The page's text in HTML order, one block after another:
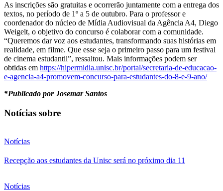
As inscrições são gratuitas e ocorrerão juntamente com a entrega dos
textos, no período de 1º a 5 de outubro. Para o professor e
coordenador do núcleo de Mídia Audiovisual da Agência A4, Diego
Weigelt, o objetivo do concurso é colaborar com a comunidade.
“Queremos dar voz aos estudantes, transformando suas histórias em
realidade, em filme. Que esse seja o primeiro passo para um festival
de cinema estudantil”, ressaltou. Mais informações podem ser
obtidas em https://hipermidia.unisc.br/portal/secretaria-de-educacao-
e-agencia-a4-promovem-concurso-para-estudantes-do-8-e-9-ano/
*Publicado por Josemar Santos
Notícias sobre
Notícias
Recepção aos estudantes da Unisc será no próximo dia 11
Notícias